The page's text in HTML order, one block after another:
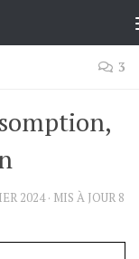
3
2024· MIS À JOUR 8